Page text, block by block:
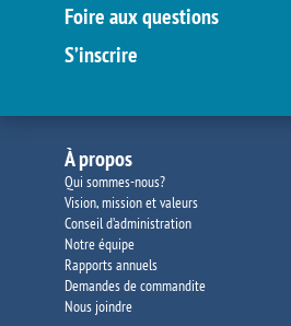
Foire aux questions
S’inscrire
À propos
Qui sommes-nous?
Vision, mission et valeurs
Conseil d’administration
Notre équipe
Rapports annuels
Demandes de commandite
Nous joindre